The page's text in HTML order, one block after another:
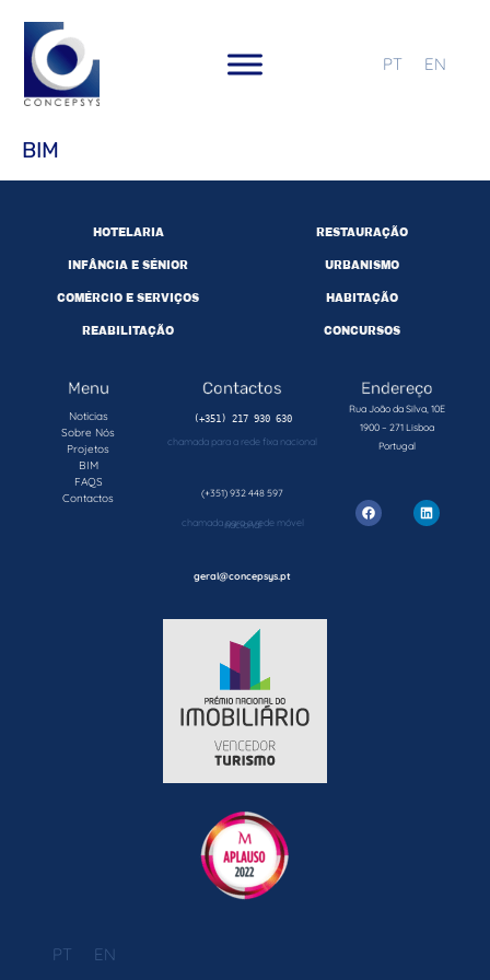
PT EN
BIM
HOTELARIA
INFÂNCIA E SÉNIOR
RESTAURAÇÃO
URBANISMO
COMÉRCIO E SERVIÇOS
REABILITAÇÃO
HABITAÇÃO
CONCURSOS
Menu
Noticias
Sobre Nós
Projetos
BIM
FAQS
Contactos
Contactos
(+351) 217 930 630
chamada para a rede fixa nacional
(+351) 932 448 597
chamada para a rede móvel nacional
geral@concepsys.pt
Endereço
Rua João da Silva, 10E
1900 – 271 Lisboa
Portugal
PT EN